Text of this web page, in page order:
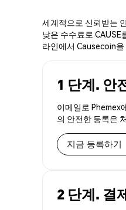
세계적으로 신뢰받는
낮은 수수료로
라인에서 Causecoin
1 단계. 안
이메일로 Phemex
의 안전한 등록은
지금 등록하기
2 단계. 결